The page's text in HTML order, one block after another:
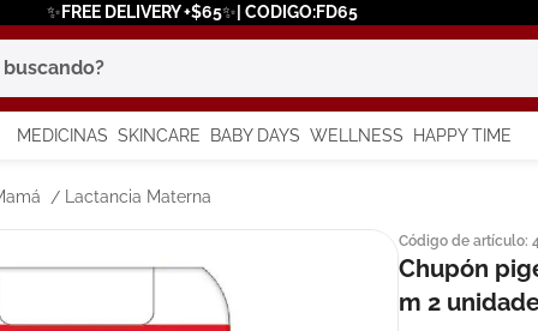
✨FREE DELIVERY +$65✨| CODIGO:FD65
MEDICINAS SKINCARE BABY DAYS WELLNESS HAPPY TIME
Lactancia Materna
Código de artículo:
Chupón
m 2
más buscados